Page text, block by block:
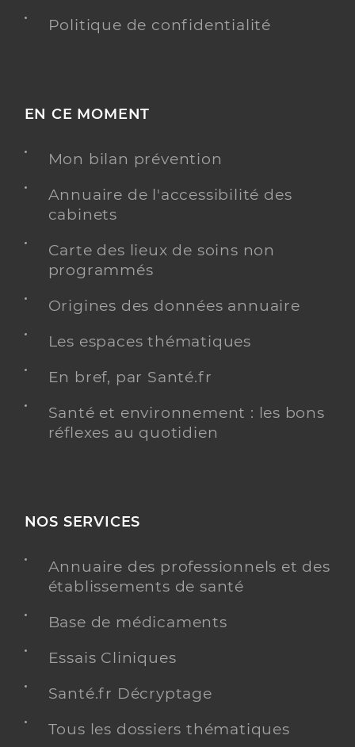
Politique de confidentialité
EN CE MOMENT
Mon bilan prévention
Annuaire de l'accessibilité des
cabinets
Carte des lieux de soins non
programmés
Origines des données annuaire
Les espaces thématiques
En bref, par Santé.fr
Santé et environnement : les bons
réflexes au quotidien
NOS SERVICES
Annuaire des professionnels et des
établissements de santé
Base de médicaments
Essais Cliniques
Santé.fr Décryptage
Tous les dossiers thématiques